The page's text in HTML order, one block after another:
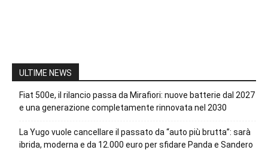
ULTIME NEWS
Fiat 500e, il rilancio passa da Mirafiori: nuove batterie dal 2027
e una generazione completamente rinnovata nel 2030
La Yugo vuole cancellare il passato da “auto più brutta”: sarà
ibrida, moderna e da 12.000 euro per sfidare Panda e Sandero